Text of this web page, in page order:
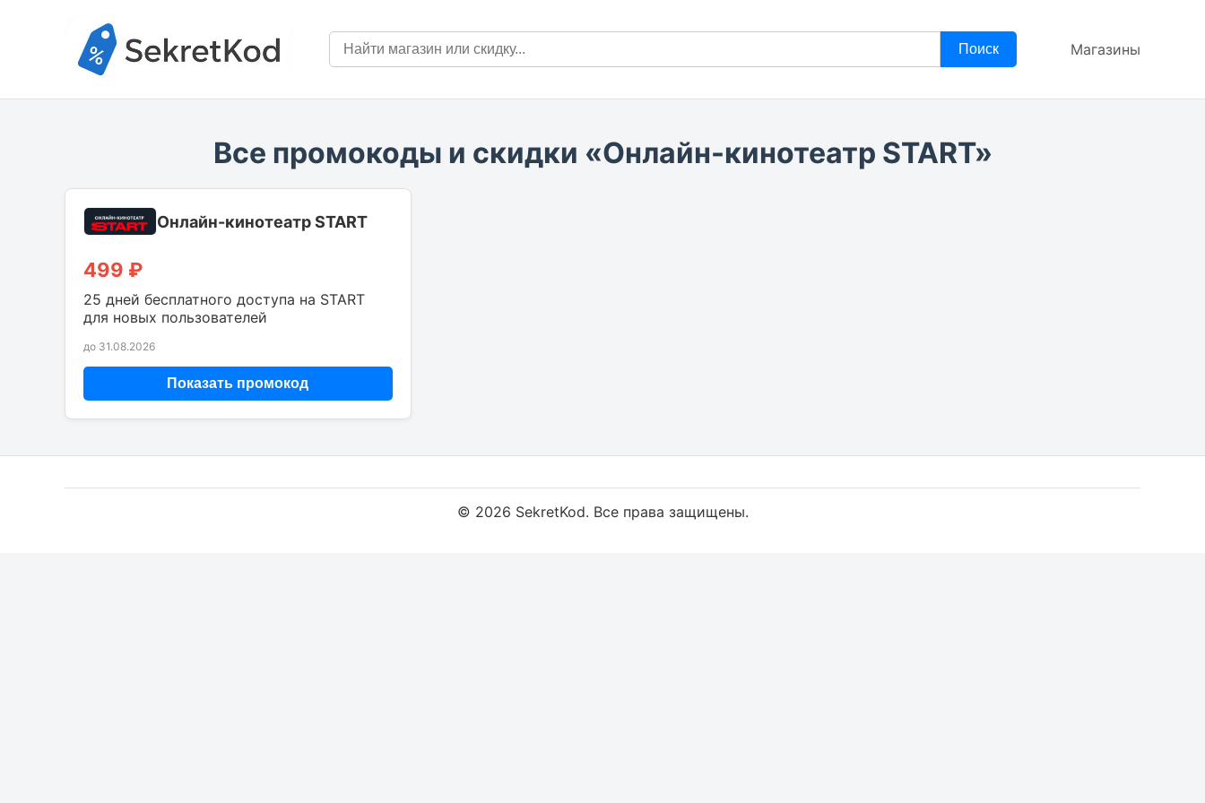
Поиск Магазины
Все промокоды и скидки «Онлайн-кинотеатр START»
Онлайн-кинотеатр START
499 ₽
25 дней бесплатного доступа на START
для новых пользователей
до 31.08.2026
Показать промокод
© 2026 SekretKod. Все права защищены.